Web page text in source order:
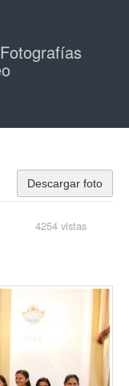
Fotografías
Descargar foto
4254 vistas